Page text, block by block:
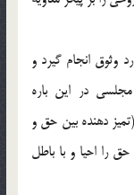
وثوق انجام گيرد و
در اين باره
دهنده بين حق و
را احيا و با باطل